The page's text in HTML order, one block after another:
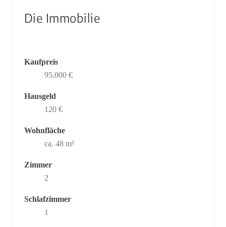
Die Immobilie
Kaufpreis
95.000 €
Hausgeld
120 €
Wohnfläche
ca. 48 m²
Zimmer
2
Schlafzimmer
1